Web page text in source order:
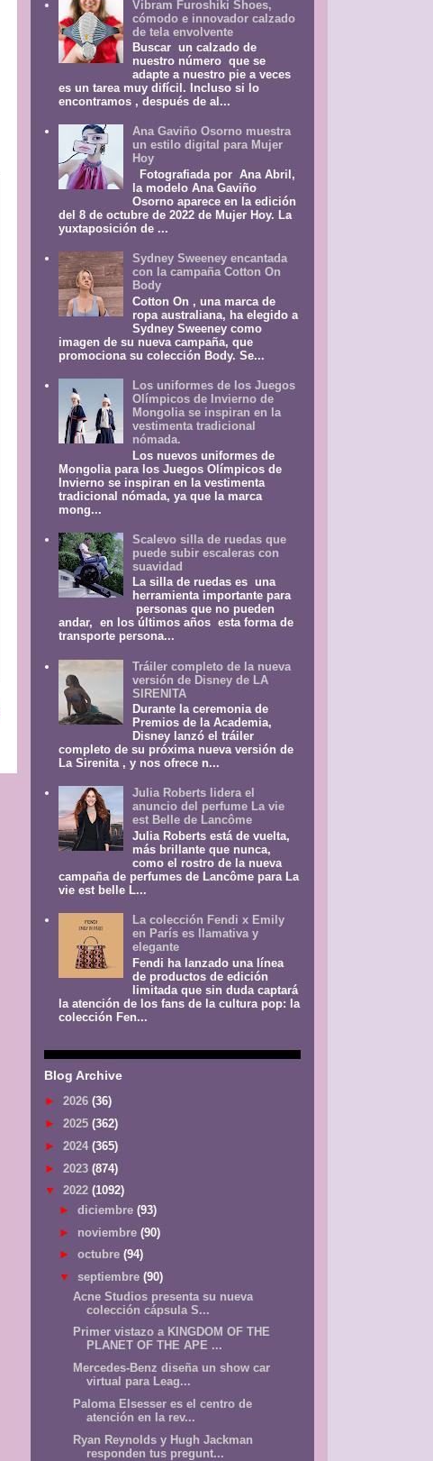
Vibram Furoshiki Shoes,
cómodo e innovador calzado
de tela envolvente
Buscar un calzado de
nuestro número que se
adapte a nuestro pie a veces
es un tarea muy difícil. Incluso si lo
encontramos , después de al...
Ana Gaviño Osorno muestra
un estilo digital para Mujer
Hoy
Fotografiada por Ana Abril,
la modelo Ana Gaviño
Osorno aparece en la edición
del 8 de octubre de 2022 de Mujer Hoy. La
yuxtaposición de ...
Sydney Sweeney encantada
con la campaña Cotton On
Body
Cotton On , una marca de
ropa australiana, ha elegido a
Sydney Sweeney como
imagen de su nueva campaña, que
promociona su colección Body. Se...
Los uniformes de los Juegos
Olímpicos de Invierno de
Mongolia se inspiran en la
vestimenta tradicional
nómada.
Los nuevos uniformes de
Mongolia para los Juegos Olímpicos de
Invierno se inspiran en la vestimenta
tradicional nómada, ya que la marca
mong...
Scalevo silla de ruedas que
puede subir escaleras con
suavidad
La silla de ruedas es una
herramienta importante para
personas que no pueden
andar, en los últimos años esta forma de
transporte persona...
Tráiler completo de la nueva
versión de Disney de LA
SIRENITA
Durante la ceremonia de
Premios de la Academia,
Disney lanzó el tráiler
completo de su próxima nueva versión de
La Sirenita , y nos ofrece n...
Julia Roberts lidera el
anuncio del perfume La vie
est Belle de Lancôme
Julia Roberts está de vuelta,
más brillante que nunca,
como el rostro de la nueva
campaña de perfumes de Lancôme para La
vie est belle L...
La colección Fendi x Emily
en París es llamativa y
elegante
Fendi ha lanzado una línea
de productos de edición
limitada que sin duda captará
la atención de los fans de la cultura pop: la
colección Fen...
Blog Archive
► 2026 (36)
► 2025 (362)
► 2024 (365)
► 2023 (874)
▼ 2022 (1092)
► diciembre (93)
► noviembre (90)
► octubre (94)
▼ septiembre (90)
Acne Studios presenta su nueva
colección cápsula S...
Primer vistazo a KINGDOM OF THE
PLANET OF THE APE ...
Mercedes-Benz diseña un show car
virtual para Leag...
Paloma Elsesser es el centro de
atención en la rev...
Ryan Reynolds y Hugh Jackman
responden tus pregunt...